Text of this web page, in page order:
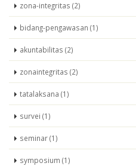
zona-integritas (2)
bidang-pengawasan (1)
akuntabilitas (2)
zonaintegritas (2)
tatalaksana (1)
survei (1)
seminar (1)
symposium (1)